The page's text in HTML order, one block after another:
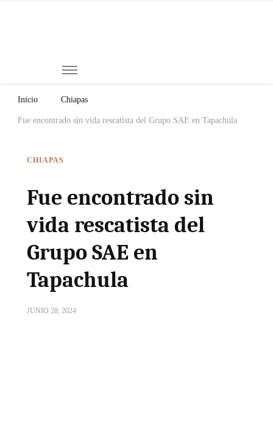
Inicio Chiapas
Fue encontrado sin vida rescatista del Grupo SAE en Tapachula
CHIAPAS
Fue encontrado sin
vida rescatista del
Grupo SAE en
Tapachula
JUNIO 28, 2024